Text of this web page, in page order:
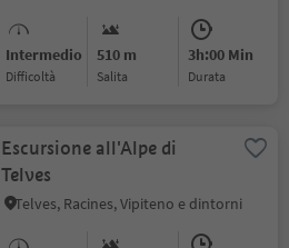
Intermedio
Difficoltà
510 m
Salita
3h:00 Min
durata
Escursione all'Alpe di
Telves
Telves, Racines, Vipiteno e dintorni